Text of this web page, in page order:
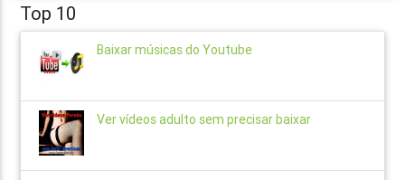
Top 10
Baixar músicas do Youtube
Ver vídeos adulto sem precisar baixar